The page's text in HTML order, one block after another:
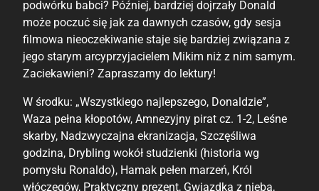
podwórku babci? Później, bardziej dojrzały Donald
może poczuć się jak za dawnych czasów, gdy sesja
filmowa nieoczekiwanie staje się bardziej związana z
jego starym arcyprzyjacielem Mikim niż z nim samym.
Zaciekawieni? Zapraszamy do lektury!
W środku: „Wszystkiego najlepszego, Donaldzie”,
Waza pełna kłopotów, Amnezyjny pirat cz. 1-2, Leśne
skarby, Nadzwyczajna ekranizacja, Szczęśliwa
godzina, Drybling wokół studzienki (historia wg
pomysłu Ronaldo), Hamak pełen marzeń, Król
włóczęgów, Praktyczny prezent, Gwiazdka z nieba,